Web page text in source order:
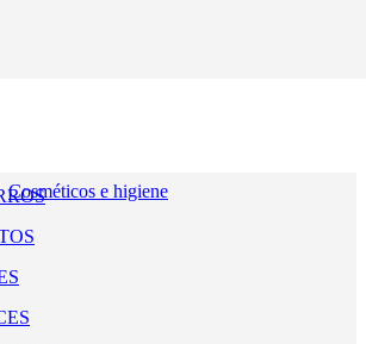
Cosméticos e higiene